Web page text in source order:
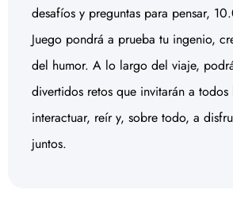
desafíos y preguntas para pensar,
Juego pondrá a prueba tu ingenio,
del humor. A lo largo del viaje,
divertidos retos que invitarán a
interactuar, reír y, sobre todo, a
juntos.